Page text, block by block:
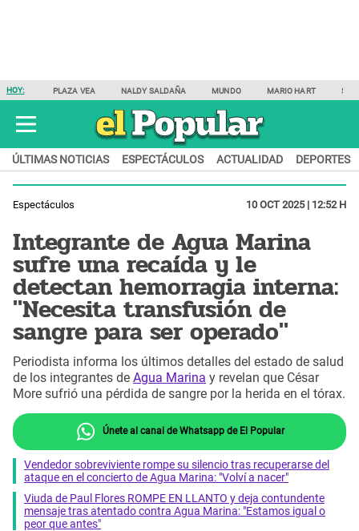
HOY: PLAZA VEA NALDY SALDAÑA MUNDO MARIO HART
ÚLTIMAS NOTICIAS ESPECTÁCULOS ACTUALIDAD DEPORTES
Espectáculos 10 OCT 2025 | 12:52 H
Integrante de Agua Marina
sufre una recaída y le
detectan hemorragia interna:
"Necesita transfusión de
sangre para ser operado"
Periodista informa los últimos detalles del estado de salud
de los integrantes de Agua Marina y revelan que César
More sufrió una pérdida de sangre por la herida en el tórax.
Únete al canal de Whatsapp de El Popular
Vendedor sobreviviente rompe su silencio tras recuperarse del
ataque en el concierto de Agua Marina: "Volví a nacer"
Viuda de Paul Flores ROMPE EN LLANTO y deja contundente
mensaje tras atentado contra Agua Marina: "Estamos igual o
peor que antes"